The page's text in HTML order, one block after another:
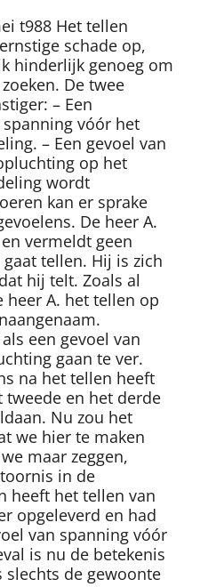
t988 Het tellen
schade op,
hinderlijk genoeg om
De twee
– Een
vóór het
– Een gevoel van
op het
wordt
kan er sprake
De heer A.
vermeldt geen
tellen. Hij is zich
hij telt. Zoals al
heer A. het tellen op
een gevoel van
gaan te ver.
na het tellen heeft
tweede en het derde
Nu zou het
we hier te maken
maar zeggen,
in de
heeft het tellen van
opgeleverd en had
van spanning vóór
is nu de betekenis
de gewoonte